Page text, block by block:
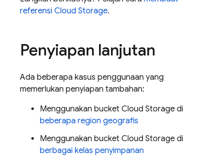
referensi Cloud Storage.
Penyiapan lanjutan
Ada beberapa kasus penggunaan yang
memerlukan penyiapan tambahan:
Menggunakan bucket Cloud Storage di
beberapa region geografis
Menggunakan bucket Cloud Storage di
berbagai kelas penyimpanan